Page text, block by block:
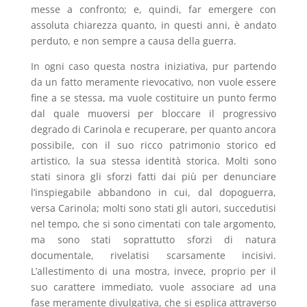
messe a confronto; e, quindi, far emergere con
assoluta chiarezza quanto, in questi anni, è andato
perduto, e non sempre a causa della guerra.
In ogni caso questa nostra iniziativa, pur partendo
da un fatto meramente rievocativo, non vuole essere
fine a se stessa, ma vuole costituire un punto fermo
dal quale muoversi per bloccare il progressivo
degrado di Carinola e recuperare, per quanto ancora
possibile, con il suo ricco patrimonio storico ed
artistico, la sua stessa identità storica. Molti sono
stati sinora gli sforzi fatti dai più per denunciare
l’inspiegabile abbandono in cui, dal dopoguerra,
versa Carinola; molti sono stati gli autori, succedutisi
nel tempo, che si sono cimentati con tale argomento,
ma sono stati soprattutto sforzi di natura
documentale, rivelatisi scarsamente incisivi.
L’allestimento di una mostra, invece, proprio per il
suo carattere immediato, vuole associare ad una
fase meramente divulgativa, che si esplica attraverso